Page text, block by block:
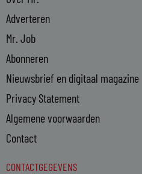
Adverteren
Mr. Job
Abonneren
Nieuwsbrief en digitaal magazine
Privacy Statement
Algemene voorwaarden
Contact
CONTACTGEGEVENS